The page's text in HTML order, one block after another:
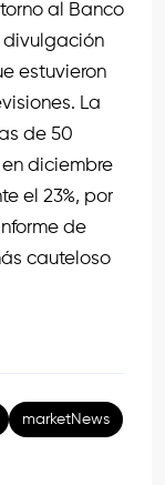
al Banco
estuvieron
La
de 50
diciembre
el 23%, por
de
cauteloso
marketNews